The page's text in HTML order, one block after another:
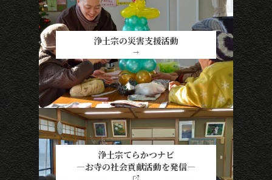
浄土宗の災害支援活動
→
浄土宗てらかつナビ
―お寺の社会貢献活動を発信―